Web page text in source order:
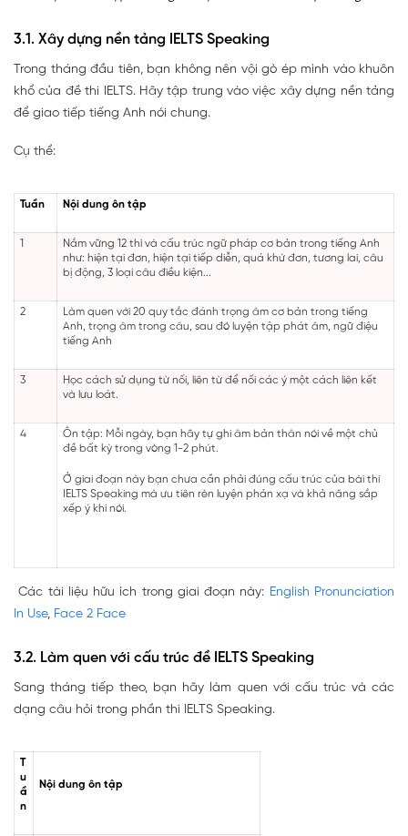
3.1. Xây dựng nền tảng IELTS Speaking
Trong tháng đầu tiên, bạn không nên vội gò ép mình vào khuôn
khổ của đề thi IELTS. Hãy tập trung vào việc xây dựng nền tảng
để giao tiếp tiếng Anh nói chung.
Cụ thể:
Tuần Nội dung ôn tập
1
Nắm vững 12 thì và cấu trúc ngữ pháp cơ bản trong tiếng Anh
như: hiện tại đơn, hiện tại tiếp diễn, quá khứ đơn, tương lai, câu
bị động, 3 loại câu điều kiện...
2
Làm quen với 20 quy tắc đánh trọng âm cơ bản trong tiếng
Anh, trọng âm trong câu, sau đó luyện tập phát âm, ngữ điệu
tiếng Anh
3
Học cách sử dụng từ nối, liên từ để nối các ý một cách liên kết
và lưu loát.
4
Ôn tập: Mỗi ngày, bạn hãy tự ghi âm bản thân nói về một chủ
đề bất kỳ trong vòng 1-2 phút.
Ở giai đoạn này bạn chưa cần phải đúng cấu trúc của bài thi
IELTS Speaking mà ưu tiên rèn luyện phản xạ và khả năng sắp
xếp ý khi nói.
Các tài liệu hữu ích trong giai đoạn này: English Pronunciation
In Use, Face 2 Face
3.2. Làm quen với cấu trúc đề IELTS Speaking
Sang tháng tiếp theo, bạn hãy làm quen với cấu trúc và các
dạng câu hỏi trong phần thi IELTS Speaking.
T
u
ầ
n
Nội dung ôn tập